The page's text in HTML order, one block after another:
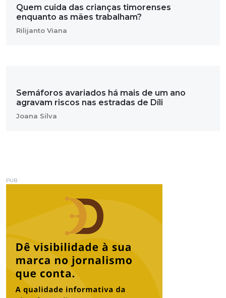
Quem cuida das crianças timorenses
enquanto as mães trabalham?
Rilijanto Viana
Semáforos avariados há mais de um ano
agravam riscos nas estradas de Díli
Joana Silva
PUB